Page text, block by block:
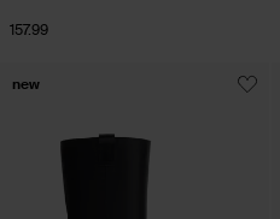
157.99
new